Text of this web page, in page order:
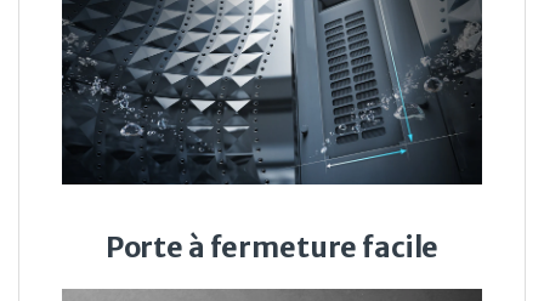
Porte à fermeture facile